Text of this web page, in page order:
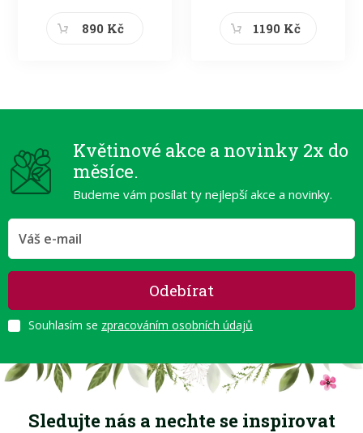
890 Kč 1190 Kč
Květinové akce a novinky 2x do
měsíce.
Budeme vám posílat ty nejlepší akce a novinky.
Odebírat
Souhlasím se zpracováním osobních údajů
Sledujte nás a nechte se inspirovat